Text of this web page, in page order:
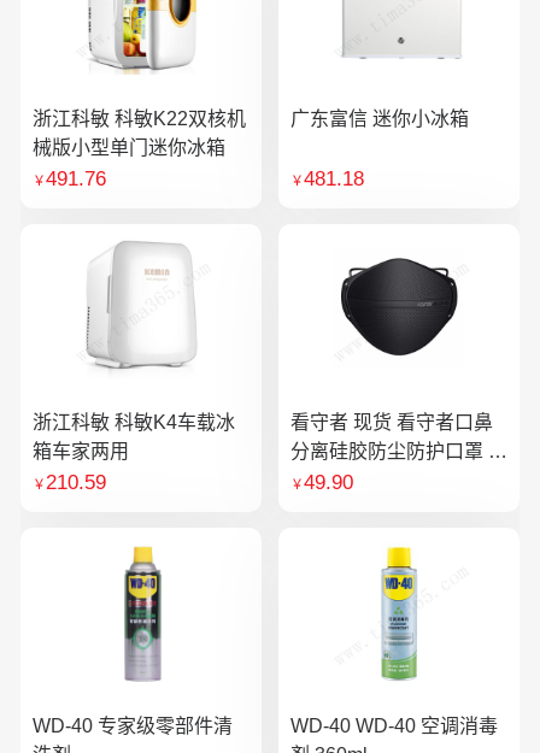
浙江科敏 科敏K22双核机
械版小型单门迷你冰箱
￥491.76
广东富信 迷你小冰箱
￥481.18
浙江科敏 科敏K4车载冰
箱车家两用
￥210.59
看守者 现货 看守者口鼻
分离硅胶防尘防护口罩 1
个口罩含10片滤芯
￥49.90
WD-40 专家级零部件清
WD-40 WD-40 空调消毒